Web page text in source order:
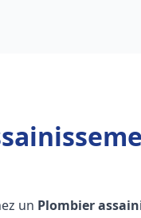
un Plombier